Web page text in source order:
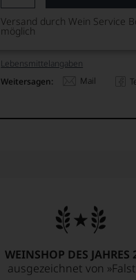
Versand durch Wein Service
möglich
Lebensmittel­angaben
Weitersagen:
Mail
WEINSHOP DES JAHRES
ausgezeichnet von